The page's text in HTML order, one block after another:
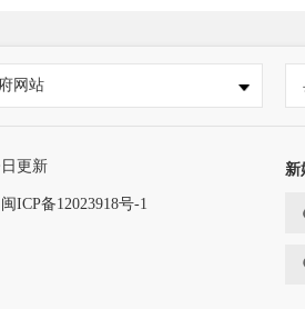
网站
更新
闽ICP备12023918号-1
新